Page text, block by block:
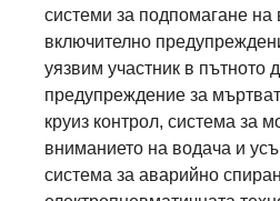
системи за подпомагане на
включително
уязвим участник в пътното
предупреждение за
круиз контрол, система за
вниманието на водача и
система за аварийно